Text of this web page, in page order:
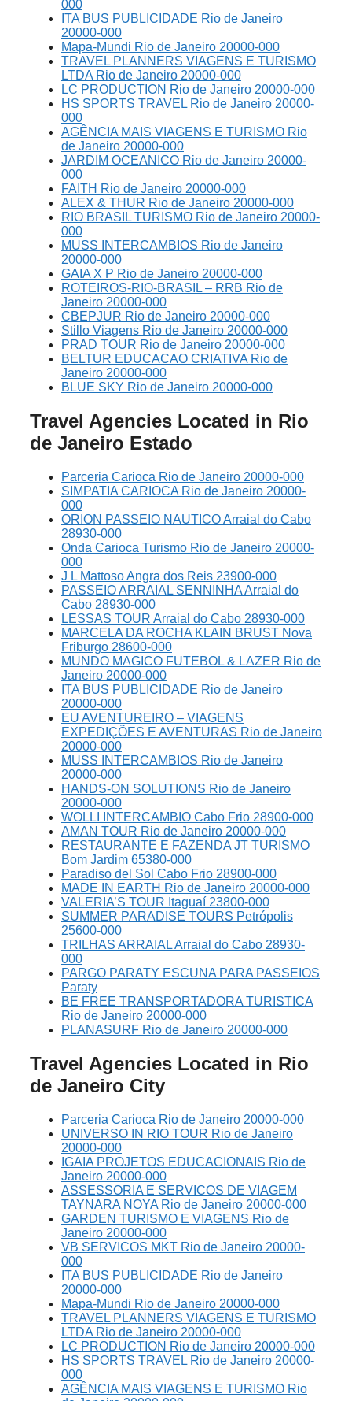
000
ITA BUS PUBLICIDADE Rio de Janeiro
20000-000
Mapa-Mundi Rio de Janeiro 20000-000
TRAVEL PLANNERS VIAGENS E TURISMO
LTDA Rio de Janeiro 20000-000
LC PRODUCTION Rio de Janeiro 20000-000
HS SPORTS TRAVEL Rio de Janeiro 20000-
000
AGÊNCIA MAIS VIAGENS E TURISMO Rio
de Janeiro 20000-000
JARDIM OCEANICO Rio de Janeiro 20000-
000
FAITH Rio de Janeiro 20000-000
ALEX & THUR Rio de Janeiro 20000-000
RIO BRASIL TURISMO Rio de Janeiro 20000-
000
MUSS INTERCAMBIOS Rio de Janeiro
20000-000
GAIA X P Rio de Janeiro 20000-000
ROTEIROS-RIO-BRASIL – RRB Rio de
Janeiro 20000-000
CBEPJUR Rio de Janeiro 20000-000
Stillo Viagens Rio de Janeiro 20000-000
PRAD TOUR Rio de Janeiro 20000-000
BELTUR EDUCACAO CRIATIVA Rio de
Janeiro 20000-000
BLUE SKY Rio de Janeiro 20000-000
Travel Agencies Located in Rio
de Janeiro Estado
Parceria Carioca Rio de Janeiro 20000-000
SIMPATIA CARIOCA Rio de Janeiro 20000-
000
ORION PASSEIO NAUTICO Arraial do Cabo
28930-000
Onda Carioca Turismo Rio de Janeiro 20000-
000
J L Mattoso Angra dos Reis 23900-000
PASSEIO ARRAIAL SENNINHA Arraial do
Cabo 28930-000
LESSAS TOUR Arraial do Cabo 28930-000
MARCELA DA ROCHA KLAIN BRUST Nova
Friburgo 28600-000
MUNDO MAGICO FUTEBOL & LAZER Rio de
Janeiro 20000-000
ITA BUS PUBLICIDADE Rio de Janeiro
20000-000
EU AVENTUREIRO – VIAGENS
EXPEDIÇÕES E AVENTURAS Rio de Janeiro
20000-000
MUSS INTERCAMBIOS Rio de Janeiro
20000-000
HANDS-ON SOLUTIONS Rio de Janeiro
20000-000
WOLLI INTERCAMBIO Cabo Frio 28900-000
AMAN TOUR Rio de Janeiro 20000-000
RESTAURANTE E FAZENDA JT TURISMO
Bom Jardim 65380-000
Paradiso del Sol Cabo Frio 28900-000
MADE IN EARTH Rio de Janeiro 20000-000
VALERIA’S TOUR Itaguaí 23800-000
SUMMER PARADISE TOURS Petrópolis
25600-000
TRILHAS ARRAIAL Arraial do Cabo 28930-
000
PARGO PARATY ESCUNA PARA PASSEIOS
Paraty
BE FREE TRANSPORTADORA TURISTICA
Rio de Janeiro 20000-000
PLANASURF Rio de Janeiro 20000-000
Travel Agencies Located in Rio
de Janeiro City
Parceria Carioca Rio de Janeiro 20000-000
UNIVERSO IN RIO TOUR Rio de Janeiro
20000-000
IGAIA PROJETOS EDUCACIONAIS Rio de
Janeiro 20000-000
ASSESSORIA E SERVICOS DE VIAGEM
TAYNARA NOYA Rio de Janeiro 20000-000
GARDEN TURISMO E VIAGENS Rio de
Janeiro 20000-000
VB SERVICOS MKT Rio de Janeiro 20000-
000
ITA BUS PUBLICIDADE Rio de Janeiro
20000-000
Mapa-Mundi Rio de Janeiro 20000-000
TRAVEL PLANNERS VIAGENS E TURISMO
LTDA Rio de Janeiro 20000-000
LC PRODUCTION Rio de Janeiro 20000-000
HS SPORTS TRAVEL Rio de Janeiro 20000-
000
AGÊNCIA MAIS VIAGENS E TURISMO Rio